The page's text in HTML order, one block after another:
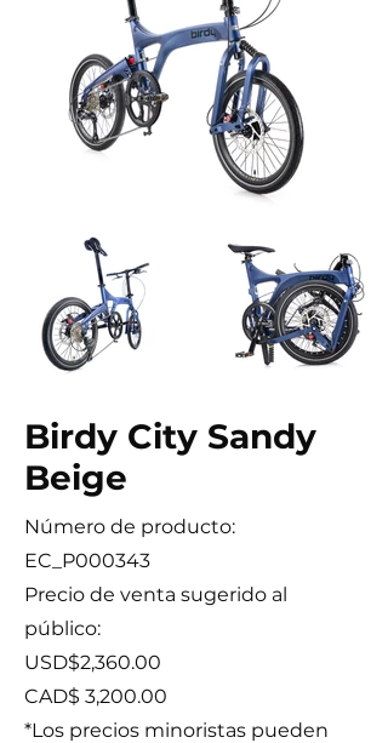
Birdy City Sandy
Beige
Número de producto:
EC_P000343
Precio de venta sugerido al
público:
USD$2,360.00
CAD$ 3,200.00
*Los precios minoristas pueden